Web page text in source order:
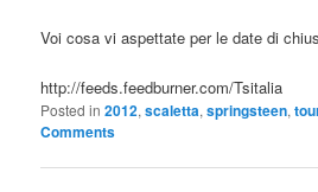
Voi cosa vi aspettate per le date di
http://feeds.feedburner.com/Tsitalia
Posted in 2012,scaletta,springsteen,
Comments